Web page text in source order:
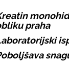
praha